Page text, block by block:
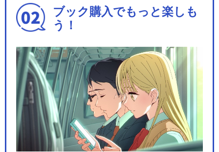
ブック購入でもっと楽しも
う！